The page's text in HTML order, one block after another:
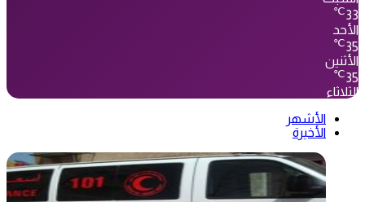
33
℃
الأحد
35
℃
الأثنين
35
℃
الثلاثاء
الأشهر
الأخيرة